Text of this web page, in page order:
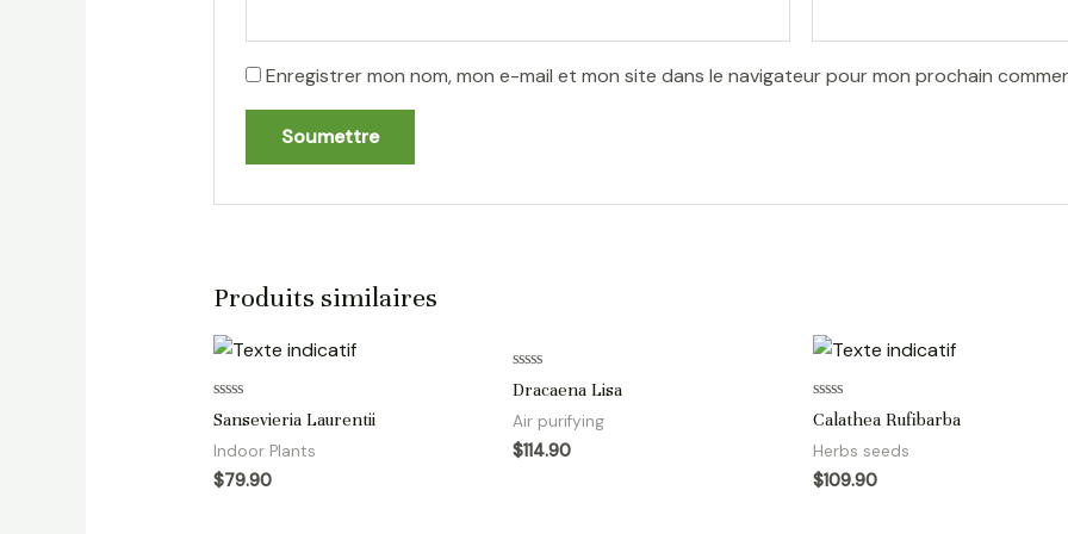
Enregistrer mon nom, mon e-mail et mon site dans le navigateur pour mon prochain
Produits similaires
Note
0
sur
5
Sansevieria Laurentii
Indoor Plants
$79.90
Note
0
sur
5
Dracaena Lisa
Air purifying
$114.90
Note
0
sur
5
Calathea Rufibarba
Herbs seeds
$109.90